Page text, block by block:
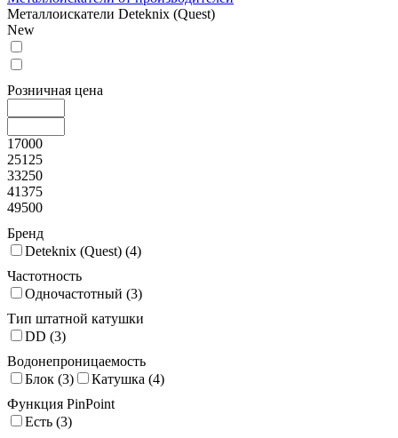
Металлоискатели Deteknix (Quest)
New
Розничная цена
17000
25125
33250
41375
49500
Бренд
Deteknix (Quest) (4)
Частотность
Одночастотный (3)
Тип штатной катушки
DD (3)
Водонепроницаемость
Блок (3) Катушка (4)
Функция PinPoint
Есть (3)